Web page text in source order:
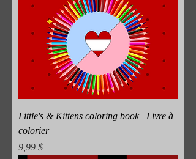
Little's & Kittens coloring book | Livre à
colorier
Prix
9,99 $